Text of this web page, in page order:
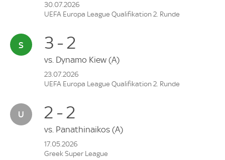
30.07.2026
UEFA Europa League Qualifikation 2. Runde
3 - 2
vs. Dynamo Kiew (A)
23.07.2026
UEFA Europa League Qualifikation 2. Runde
2 - 2
vs. Panathinaikos (A)
17.05.2026
Greek Super League